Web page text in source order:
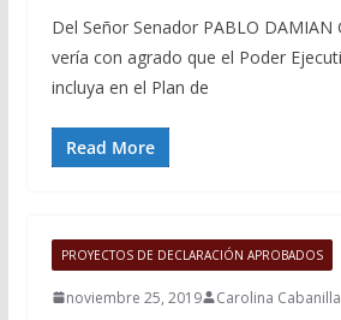
Del Señor Senador PABLO DAMIAN
vería con agrado que el Poder
incluya en el Plan de
Read More
PROYECTOS DE DECLARACIÓN APROBADOS
noviembre 25, 2019 Carolina